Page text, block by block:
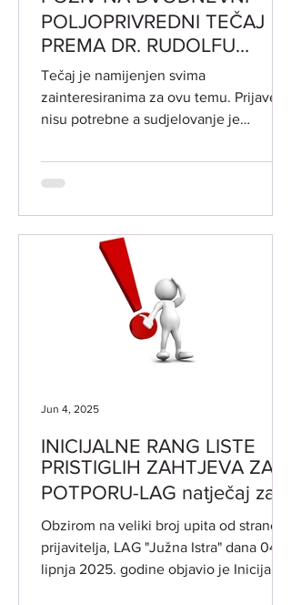
POLJOPRIVREDNI TEČAJ
PREMA DR. RUDOLFU
STEINERU 19. i 20.11.2025.
od 17:30-20:30
Tečaj je namijenjen svima
zainteresiranima za ovu temu. Prijave
nisu potrebne a sudjelovanje je
Grad Vodnjan-Dignano, Trgovačka 2 -
Vjenčana sala DATUM I VRIJEME
PREDAVAČI: dr.sc . Dijana Posavec,
ravnateljica ustanove Centar dr.
Rudolfa Steinera Maja Hriberšek iz
Udruge za biodinamičku poljoprivredu
Ajda Posavje Slovenija TEME TEČAJA:
DR. RUDOLF STEINE
INICIJALNE RANG LISTE
PRISTIGLIH ZAHTJEVA ZA
POTPORU-LAG natječaj za
INT 1.1. Potpora za razvoj i
očuvanje održive
poljoprivredne proizvodnje i
Obzirom na veliki broj upita od strane
prijavitelja, LAG "Južna Istra" dana 04.
lipnja 2025. godine objavio je Inicijalne
Jun 4, 2025